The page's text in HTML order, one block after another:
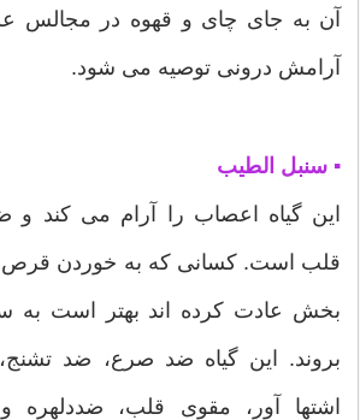
آن به جای چای و قهوه در مجالس
آرامش درونی توصیه می شود.
▪ سنبل الطیب
این گیاه اعصاب را آرام می کند
قلب است. کسانی که به خوردن قرص
بخش عادت کرده اند بهتر است به
بروند. این گیاه ضد صرع، ضد تشنج،
اشتها آور، مقوی قلب،